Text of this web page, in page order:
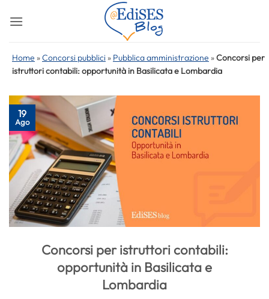
Home »Concorsi pubblici » Pubblica amministrazione »Concorsi per
istruttori contabili: opportunità in Basilicata e Lombardia
19
Ago
Concorsi per istruttori contabili:
opportunità in Basilicata e
Lombardia